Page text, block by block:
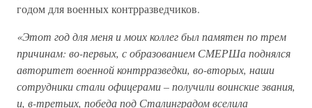
годом для военных контрразведчиков.
«Этот год для меня и моих коллег был памятен по трем
причинам: во-первых, с образованием СМЕРШа поднялся
авторитет военной контрразведки, во-вторых, наши
сотрудники стали офицерами – получили воинские звания,
и, в-третьих, победа под Сталинградом вселила